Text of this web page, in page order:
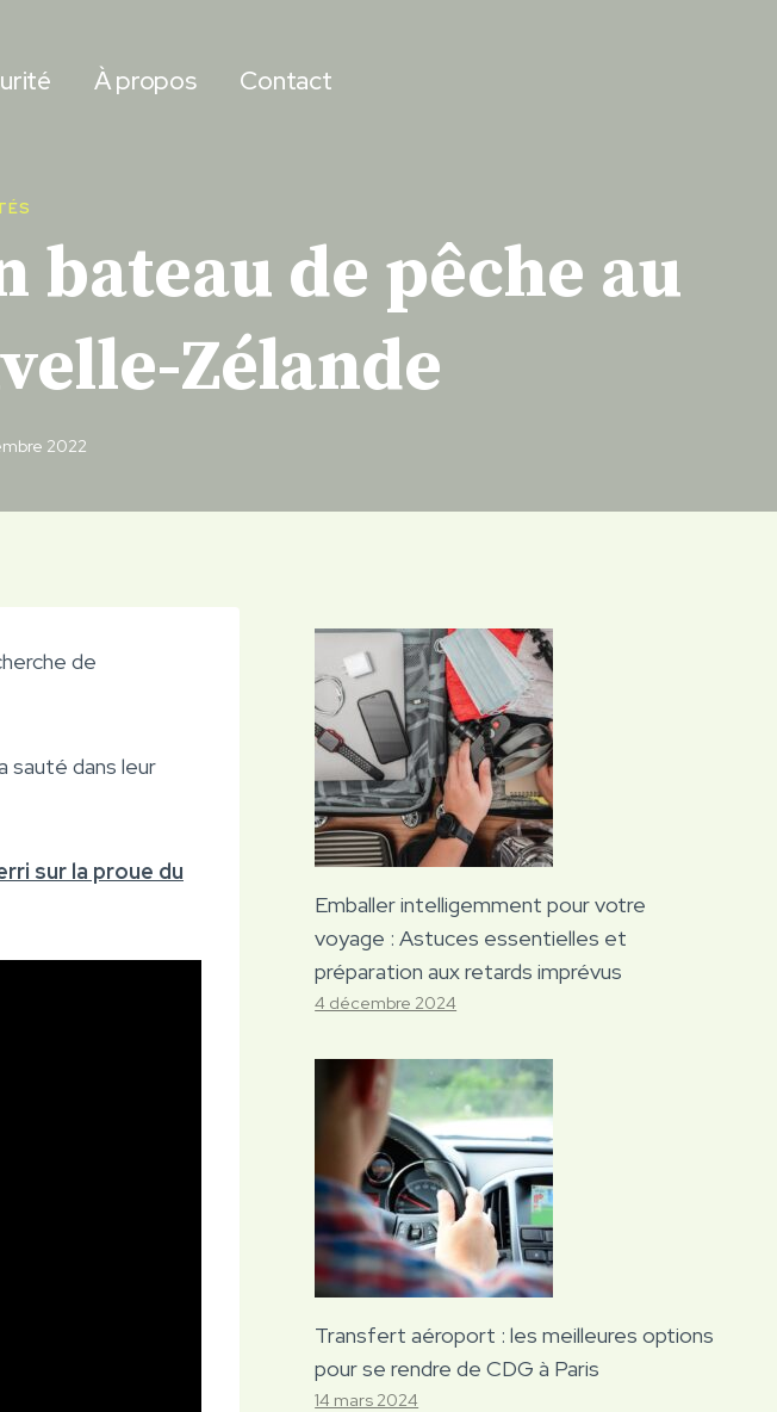
À propos Contact
bateau de pêche au
Zélande
2022
de
sauté dans leur
sur la proue du
Emballer intelligemment pour votre
voyage : Astuces essentielles et
préparation aux retards imprévus
4 décembre 2024
Transfert aéroport : les meilleures options
pour se rendre de CDG à Paris
14 mars 2024